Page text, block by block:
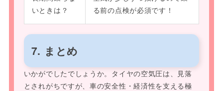
いときは？
る前の点検が必須です！
7. まとめ
いかがでしたでしょうか。タイヤの空気圧は、見落
とされがちですが、車の安全性・経済性を支える極